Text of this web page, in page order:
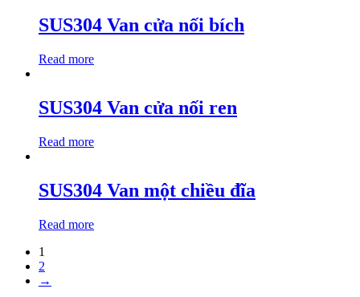
SUS304 Van cửa nối bích
Read more
SUS304 Van cửa nối ren
Read more
SUS304 Van một chiều đĩa
Read more
1
2
→